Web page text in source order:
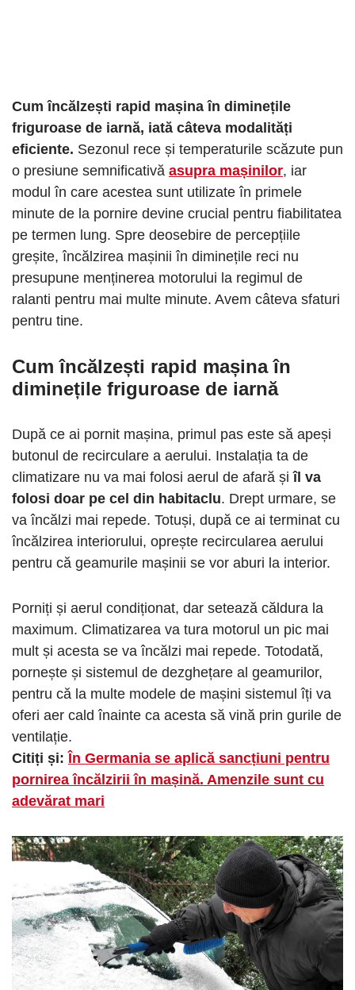
Cum încălzești rapid mașina în diminețile
friguroase de iarnă, iată câteva modalități
eficiente. Sezonul rece și temperaturile scăzute pun
o presiune semnificativă asupra mașinilor, iar
modul în care acestea sunt utilizate în primele
minute de la pornire devine crucial pentru fiabilitatea
pe termen lung. Spre deosebire de percepțiile
greșite, încălzirea mașinii în diminețile reci nu
presupune menținerea motorului la regimul de
ralanti pentru mai multe minute. Avem câteva sfaturi
pentru tine.
Cum încălzești rapid mașina în
diminețile friguroase de iarnă
După ce ai pornit mașina, primul pas este să apeși
butonul de recirculare a aerului. Instalația ta de
climatizare nu va mai folosi aerul de afară și îl va
folosi doar pe cel din habitaclu. Drept urmare, se
va încălzi mai repede. Totuși, după ce ai terminat cu
încălzirea interiorului, oprește recircularea aerului
pentru că geamurile mașinii se vor aburi la interior.
Porniți și aerul condiționat, dar setează căldura la
maximum. Climatizarea va tura motorul un pic mai
mult și acesta se va încălzi mai repede. Totodată,
pornește și sistemul de dezghețare al geamurilor,
pentru că la multe modele de mașini sistemul îți va
oferi aer cald înainte ca acesta să vină prin gurile de
ventilație.
Citiți și:În Germania se aplică sancțiuni pentru
pornirea încălzirii în mașină. Amenzile sunt cu
adevărat mari